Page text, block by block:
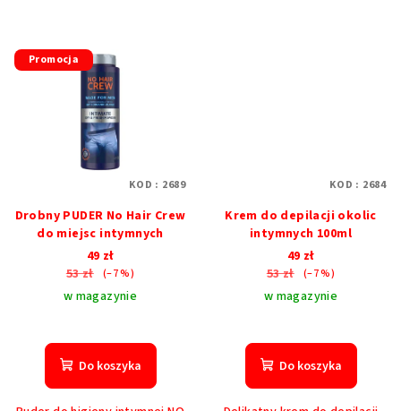
Promocja
Drobny PUDER No Hair Crew
do miejsc intymnych
49 zł
53 zł
(–7 %)
w magazynie
Do koszyka
KOD : 2689
Krem do depilacji okolic
intymnych 100ml
49 zł
53 zł
(–7 %)
w magazynie
ocena
produktu
wynosi
Do koszyka
KOD : 2684